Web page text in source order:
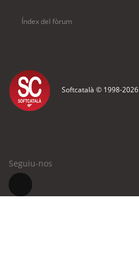
Índex del fòrum
Softcatalà © 1998-2026
Seguiu-nos